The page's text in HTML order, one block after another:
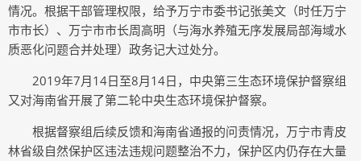
情况。根据干部管理权限，给予万宁市委书记张美文（时任万宁
市市长）、万宁市市长周高明（与海水养殖无序发展局部海域水
质恶化问题合并处理）政务记大过处分。
2019年7月14日至8月14日，中央第三生态环境保护督察组
又对海南省开展了第二轮中央生态环境保护督察。
根据督察组后续反馈和海南省通报的问责情况，万宁市青皮
林省级自然保护区违法违规问题整治不力，保护区内仍存在大量